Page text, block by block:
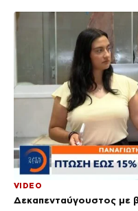
VIDEO
Δεκαπενταύγουστος με